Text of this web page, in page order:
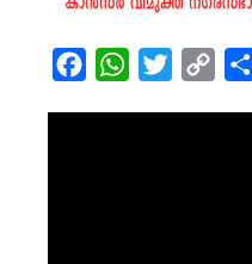
FacebookWhatsAppTwitterCopy